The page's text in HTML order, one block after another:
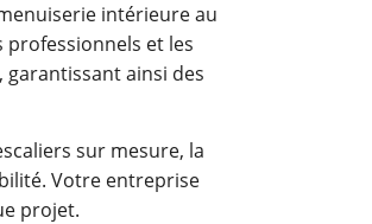
intérieure au
et les
ainsi des
sur mesure, la
Votre entreprise
projet.